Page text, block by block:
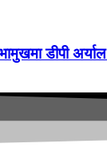
डीपी अर्याल